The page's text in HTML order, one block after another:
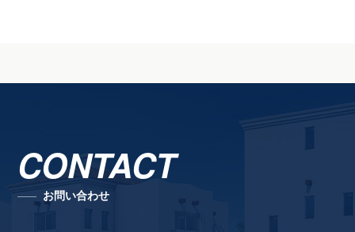
CONTACT
お問い合わせ